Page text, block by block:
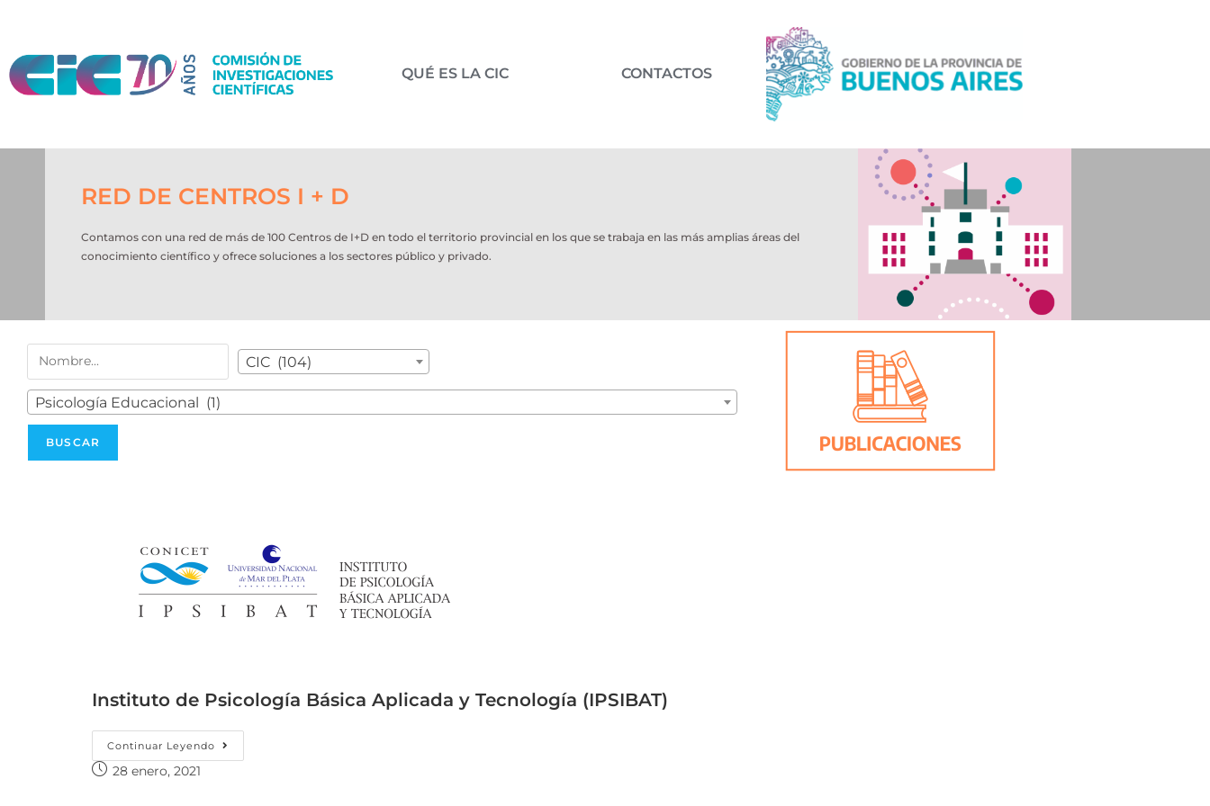
QUÉ ES LA CIC CONTACTOS
RED DE CENTROS I + D
Contamos con una red de más de 100 Centros de I+D en todo el territorio provincial en los que se trabaja en las más amplias áreas del
conocimiento científico y ofrece soluciones a los sectores público y privado.
CIC (104)
Psicología Educacional (1)
Instituto de Psicología Básica Aplicada y Tecnología (IPSIBAT)
Continuar Leyendo
28 enero, 2021